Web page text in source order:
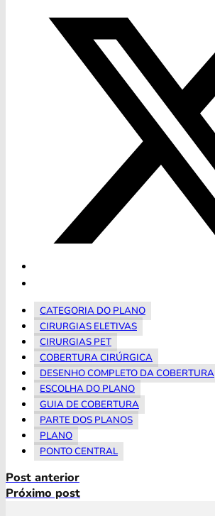
CATEGORIA DO PLANO
CIRURGIAS ELETIVAS
CIRURGIAS PET
COBERTURA CIRÚRGICA
DESENHO COMPLETO DA COBERTURA
ESCOLHA DO PLANO
GUIA DE COBERTURA
PARTE DOS PLANOS
PLANO
PONTO CENTRAL
Post anterior
Próximo post